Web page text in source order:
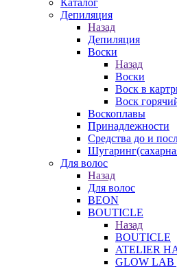
Каталог
Депиляция
Назад
Депиляция
Воски
Назад
Воски
Воск в
Воск
Воскоплавы
Принадлежности
Средства до и
Для волос
Назад
Для волос
BEON
BOUTICLE
Назад
BOUTICLE
ATELIER
GLOW LAB